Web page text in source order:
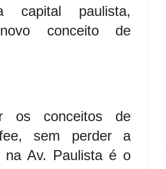
paulista,
conceito de
os conceitos de
sem perder a
na Av. Paulista é o